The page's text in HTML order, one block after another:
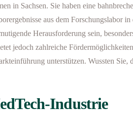
in Sachsen. Sie haben eine
aus dem Forschungslabor in
Herausforderung sein,
jedoch zahlreiche
unterstützen. Wussten Sie,
Industrie